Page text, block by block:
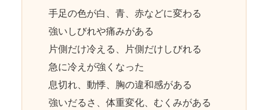
手足の色が白、青、赤などに変わる
強いしびれや痛みがある
片側だけ冷える、片側だけしびれる
急に冷えが強くなった
息切れ、動悸、胸の違和感がある
強いだるさ、体重変化、むくみがある